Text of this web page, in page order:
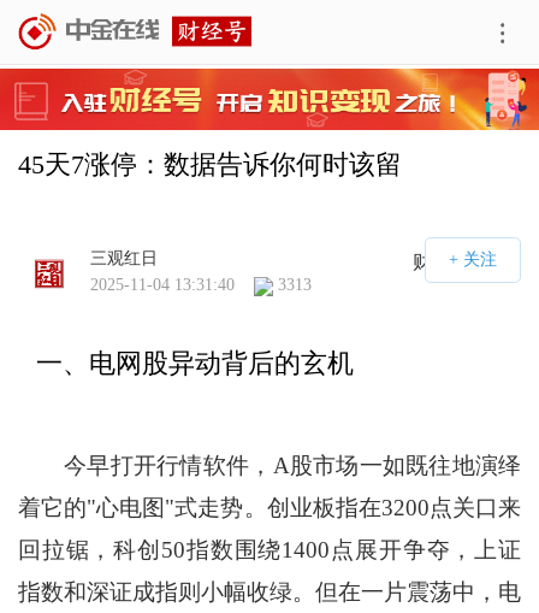
45天7涨停：数据告诉你何时该留
财经号APP
三观红日
2025-11-04 13:31:40
3313
一、电网股异动背后的玄机
今早打开行情软件，A股市场一如既往地演绎
着它的"心电图"式走势。创业板指在3200点关口来
回拉锯，科创50指数围绕1400点展开争夺，上证
指数和深证成指则小幅收绿。但在一片震荡中，电